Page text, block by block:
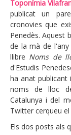
Toponímia
publicat un
cronovies que
Penedès. Aquest
de la mà de l'any
llibre Noms de
d'Estudis
ha anat publicant
noms de lloc
Catalunya i del
Twitter cerqueu
Els dos posts als